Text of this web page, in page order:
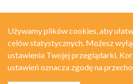
Używamy plików cookies, aby
celów statystycznych. Możesz
ustawienia Twojej przeglądarki.
ustawień oznacza zgodę na